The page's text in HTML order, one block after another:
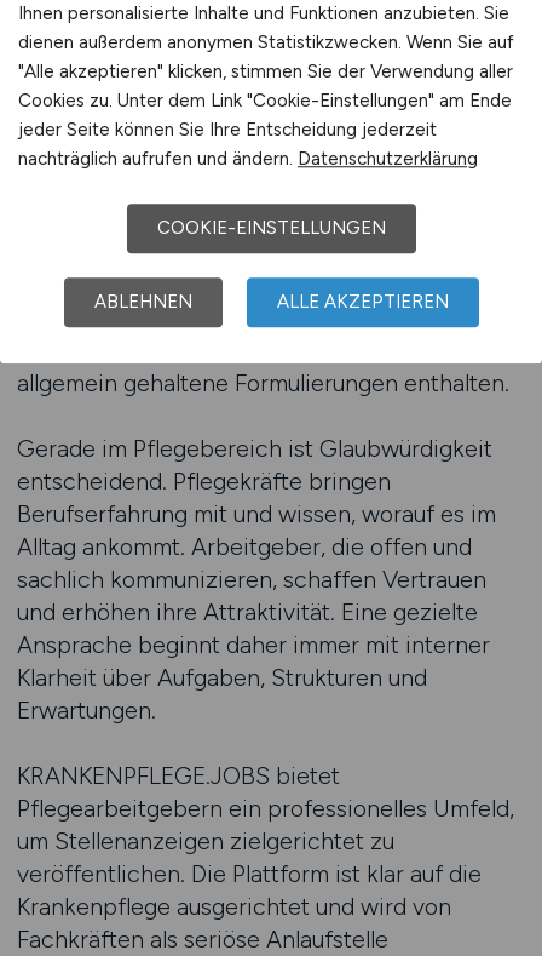
Die gezielte Gewinnung von Pflegekräften
erfordert für Pflegearbeitgeber eine klare
Strategie und eine realistische
Selbsteinschätzung. Arbeitgeber müssen
wissen, welche Pflegekräfte sie suchen, welche
sie sich im Wettbewerb positionieren möchten.
Eine Stellenanzeige kann nur dann überzeugen,
wenn sie diese Realität widerspiegelt.
Pflegekräfte erkennen sehr schnell, ob
allgemein gehaltene Formulierungen enthalten.
Gerade im Pflegebereich ist Glaubwürdigkeit
entscheidend. Pflegekräfte bringen
Berufserfahrung mit und wissen, worauf es im
Alltag ankommt. Arbeitgeber, die offen und
sachlich kommunizieren, schaffen Vertrauen
und erhöhen ihre Attraktivität. Eine gezielte
Ansprache beginnt daher immer mit interner
Klarheit über Aufgaben, Strukturen und
Erwartungen.
KRANKENPFLEGE.JOBS bietet
Pflegearbeitgebern ein professionelles Umfeld,
um Stellenanzeigen zielgerichtet zu
veröffentlichen. Die Plattform ist klar auf die
Krankenpflege ausgerichtet und wird von
Fachkräften als seriöse Anlaufstelle
Ihnen personalisierte Inhalte und Funktionen anzubieten. Sie
dienen außerdem anonymen Statistikzwecken. Wenn Sie auf
"Alle akzeptieren" klicken, stimmen Sie der Verwendung aller
Cookies zu. Unter dem Link "Cookie-Einstellungen" am Ende
jeder Seite können Sie Ihre Entscheidung jederzeit
nachträglich aufrufen und ändern. Datenschutzerklärung
COOKIE-EINSTELLUNGEN
ABLEHNEN ALLE AKZEPTIEREN